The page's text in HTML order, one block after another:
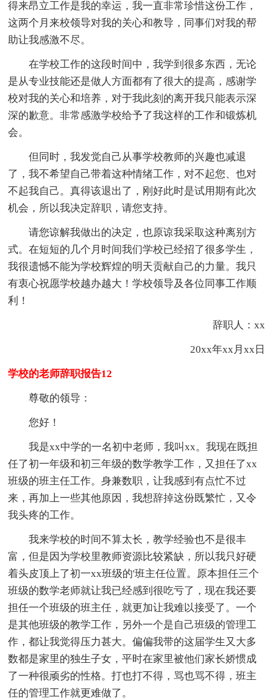
得来昂立工作是我的幸运，我一直非常珍惜这份工作，
这两个月来校领导对我的关心和教导，同事们对我的帮
助让我感激不尽。
在学校工作的这段时间中，我学到很多东西，无论
是从专业技能还是做人方面都有了很大的提高，感谢学
校对我的关心和培养，对于我此刻的离开我只能表示深
深的歉意。非常感激学校给予了我这样的工作和锻炼机
会。
但同时，我发觉自己从事学校教师的兴趣也减退
了，我不希望自己带着这种情绪工作，对不起您、也对
不起我自己。真得该退出了，刚好此时是试用期有此次
机会，所以我决定辞职，请您支持。
请您谅解我做出的决定，也原谅我采取这种离别方
式。在短短的几个月时间我们学校已经招了很多学生，
我很遗憾不能为学校辉煌的明天贡献自己的力量。我只
有衷心祝愿学校越办越大！学校领导及各位同事工作顺
利！
辞职人：xx
20xx年xx月xx日
学校的老师辞职报告12
尊敬的领导：
您好！
我是xx中学的一名初中老师，我叫xx。我现在既担
任了初一年级和初三年级的数学教学工作，又担任了xx
班级的班主任工作。身兼数职，让我感到有点忙不过
来，再加上一些其他原因，我想辞掉这份既繁忙，又令
我头疼的工作。
我来学校的时间不算太长，教学经验也不是很丰
富，但是因为学校里教师资源比较紧缺，所以我只好硬
着头皮顶上了初一xx班级的'班主任位置。原本担任三个
班级的数学老师就让我已经感到很吃亏了，现在我还要
担任一个班级的班主任，就更加让我难以接受了。一个
是其他班级的教学工作，另外一个是自己班级的管理工
作，都让我觉得压力甚大。偏偏我带的这届学生又大多
数都是家里的独生子女，平时在家里被他们家长娇惯成
了一种很顽劣的性格。打也打不得，骂也骂不得，班主
任的管理工作就更难做了。